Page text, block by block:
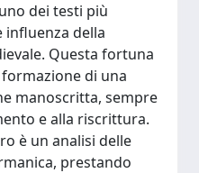
dei testi più
della
Questa fortuna
di una
manoscritta, sempre
e alla riscrittura.
è un analisi delle
prestando